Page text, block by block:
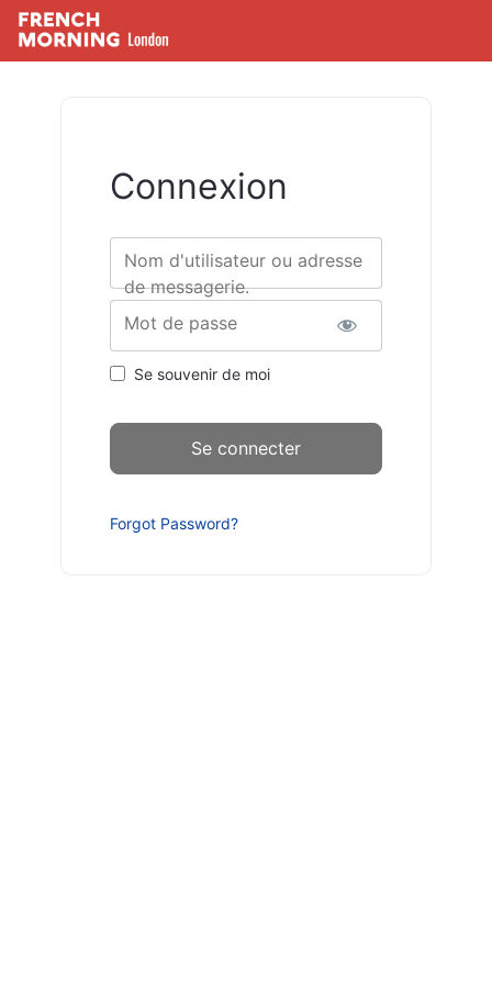
Connexion
Nom d'utilisateur ou adresse
de messagerie.
Mot de passe
Se souvenir de moi
Forgot Password?